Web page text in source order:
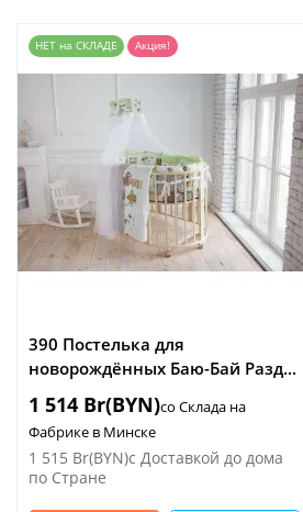
НЕТ на СКЛАДЕ Акция!
390 Постелька для
новорождённых Баю-Бай Разд...
1 514 Br(BYN)со Склада на
Фабрике в Минске
1 515 Br(BYN)с Доставкой до дома
по Стране